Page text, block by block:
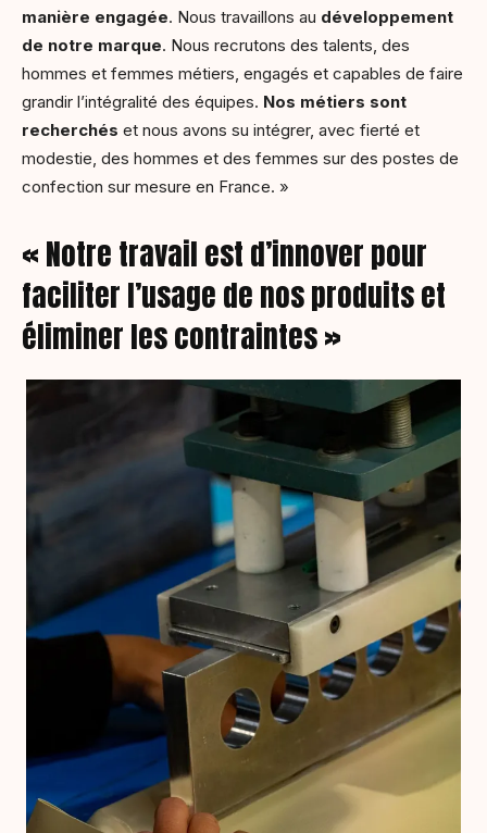
manière engagée. Nous travaillons au développement
de notre marque. Nous recrutons des talents, des
hommes et femmes métiers, engagés et capables de faire
grandir l’intégralité des équipes. Nos métiers sont
recherchés et nous avons su intégrer, avec fierté et
modestie, des hommes et des femmes sur des postes de
confection sur mesure en France. »
« Notre travail est d’innover pour
faciliter l’usage de nos produits et
éliminer les contraintes »